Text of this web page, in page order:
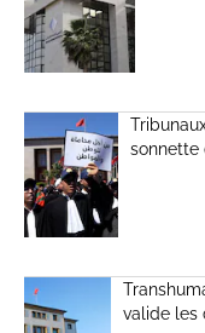
sonnette
valide les